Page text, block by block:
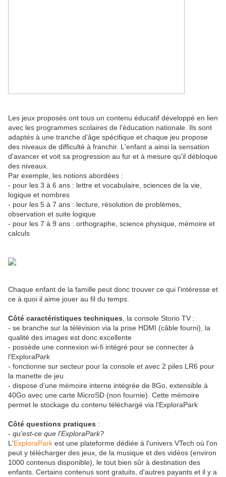
Les jeux proposés ont tous un contenu éducatif développé en lien
avec les programmes scolaires de l'éducation nationale. Ils sont
adaptés à une tranche d'âge spécifique et chaque jeu propose
des niveaux de difficulté à franchir. L'enfant a ainsi la sensation
d'avancer et voit sa progression au fur et à mesure qu'il débloque
des niveaux.
Par exemple, les notions abordées :
- pour les 3 à 6 ans : lettre et vocabulaire, sciences de la vie,
logique et nombres
- pour les 5 à 7 ans : lecture, résolution de problèmes,
observation et suite logique
- pour les 7 à 9 ans : orthographe, science physique, mémoire et
calculs
Chaque enfant de la famille peut donc trouver ce qui l'intéresse et
ce à quoi il aime jouer au fil du temps.
Côté caractéristiques techniques , la console Storio TV :
- se branche sur la télévision via la prise HDMI (câble fourni), la
qualité des images est donc excellente
- possède une connexion wi-fi intégré pour se connecter à
l'ExploraPark
- fonctionne sur secteur pour la console et avec 2 piles LR6 pour
la manette de jeu
- dispose d'une mémoire interne intégrée de 8Go, extensible à
40Go avec une carte MicroSD (non fournie). Cette mémoire
permet le stockage du contenu téléchargé via l'ExploraPark
Côté questions pratiques :
- qu'est-ce que l'ExploraPark?
L'ExploraPark est une plateforme dédiée à l'univers VTech où l'on
peut y télécharger des jeux, de la musique et des vidéos (environ
1000 contenus disponible), le tout bien sûr à destination des
enfants. Certains contenus sont gratuits, d'autres payants et il y a